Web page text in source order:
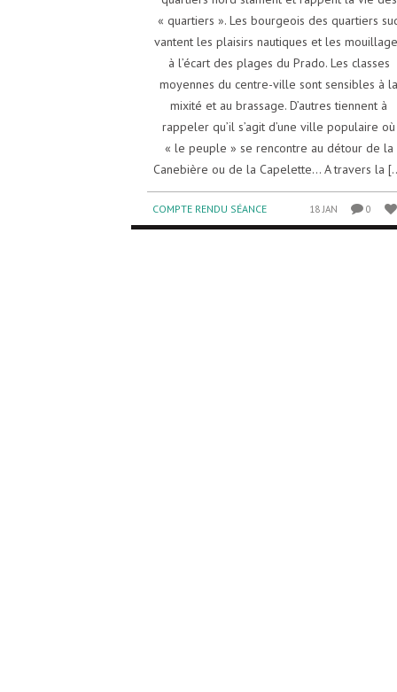
« quartiers ». Les bourgeois des quartiers
vantent les plaisirs nautiques et les
à l’écart des plages du Prado. Les classes
moyennes du centre-ville sont sensibles à la
mixité et au brassage. D’autres tiennent à
rappeler qu’il s’agit d’une ville populaire où
« le peuple » se rencontre au détour de la
Canebière ou de la Capelette… A travers la
COMPTE RENDU SÉANCE 18 JAN 0